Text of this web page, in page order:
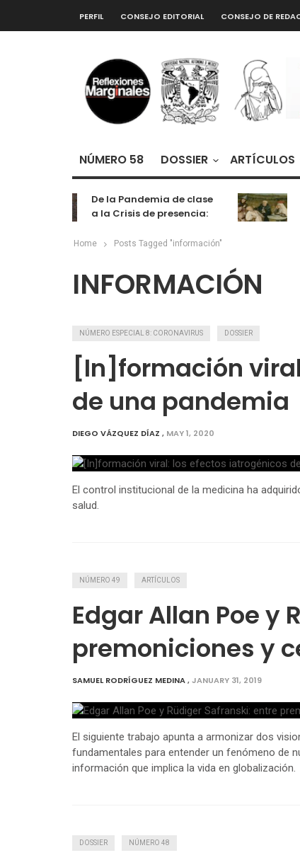
PERFIL CONSEJO EDITORIAL CONSEJO DE
NÚMERO 58 DOSSIER ARTÍCULOS
De la Pandemia de clase
a la Crisis de presencia:
entretenimiento
Home Posts Tagged "información"
INFORMACIÓN
NÚMERO ESPECIAL 8: CORONAVIRUS DOSSIER
[In]formación
de una pandemia
DIEGO VÁZQUEZ DÍAZ , MAY 1, 2020
El control institucional de la medicina ha
salud.
NÚMERO 49 ARTÍCULOS
Edgar Allan Poe y
premoniciones y
SAMUEL RODRÍGUEZ MEDINA,JANUARY 31, 2019
El siguiente trabajo apunta a armonizar dos
fundamentales para entender un fenómeno de
información que implica la vida en globalización.
DOSSIER NÚMERO 48